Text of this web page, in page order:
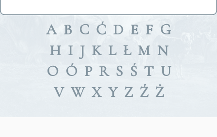
A B C Ć D E F G
H I J K L Ł M N
O Ó P R S Ś T U
V W X Y Z Ź Ż